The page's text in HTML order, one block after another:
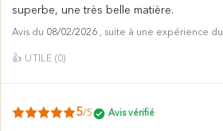
superbe, une très belle matière.
Avis du 08/02/2026 , suite à une expérience du
👍 UTILE (0)
5/5 Avis vérifié